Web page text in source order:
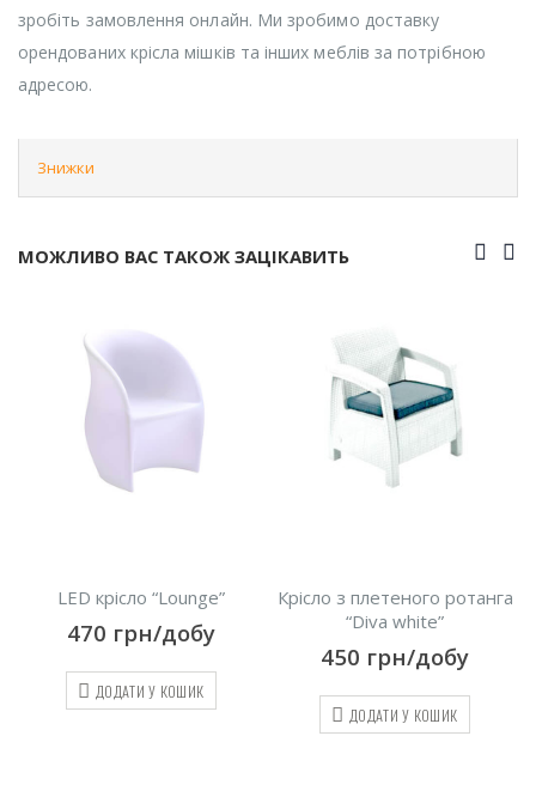
зробіть замовлення онлайн. Ми зробимо доставку
орендованих крісла мішків та інших меблів за потрібною
адресою.
Знижки
МОЖЛИВО ВАС ТАКОЖ ЗАЦІКАВИТЬ
Крісло з плетеного ротанга
“Diva white”
450 грн/добу
ДОДАТИ У КОШИК
Парасолька бічна 2.7 м,
600грн/добу
ДОДАТИ У КОШИК